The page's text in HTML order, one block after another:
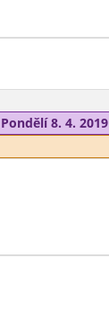
Pondělí 8. 4. 2019